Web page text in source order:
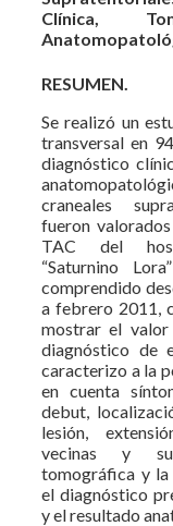
Clínica,
RESUMEN.
Se realizó un
transversal en
diagnóstico
craneales
fueron
TAC del
“Saturnino
comprendido
a febrero 2011,
mostrar el
diagnóstico de
caracterizo a la
en cuenta
debut,
lesión,
vecinas y su
tomográfica y
el diagnóstico
y el resultado